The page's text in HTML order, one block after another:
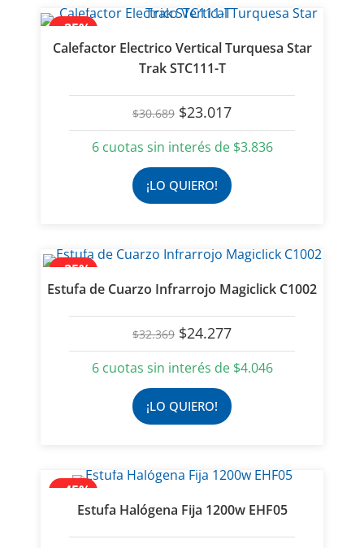
- 25%
Calefactor Electrico Vertical Turquesa Star
Trak STC111-T
$30.689 El
precio
original
$30.689.
$23.017El
precio
actual
$23.017.
6 cuotas sin interés de $3.836
¡LO QUIERO!
- 25%
Estufa de Cuarzo Infrarrojo Magiclick C1002
$32.369 El
precio
original
$32.369.
$24.277El
precio
actual
$24.277.
6 cuotas sin interés de $4.046
¡LO QUIERO!
- 45%
Estufa Halógena Fija 1200w EHF05